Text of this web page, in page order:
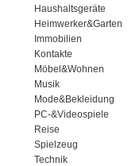
Haushaltsgeräte
Heimwerker&Garten
Immobilien
Kontakte
Möbel&Wohnen
Musik
Mode&Bekleidung
PC-&Videospiele
Reise
Spielzeug
Technik